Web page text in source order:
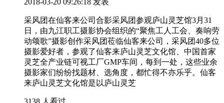
采风团在仙客来公司合影采风团参观庐山灵芝馆3月31
日，由九江职工摄影协会组织的“聚焦工人工会、奏响劳
动颂歌”摄影创作采风团莅临仙客来公司，采风团40多位
摄影爱好者，参观了仙客来庐山灵芝文化馆、中国首家
灵芝全产业链可视工厂GMP车间，每到一处，这些业余
摄影家们纷纷找题材、选角度，都忙得不亦乐乎。仙客
来庐山灵芝文化馆是以庐山灵芝
3138 人看过